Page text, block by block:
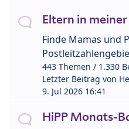
Eltern in
Finde Mamas und
443 Themen / 1.330
Letzter Beitrag von
9. Jul 2026 16:41
HiPP Monats-